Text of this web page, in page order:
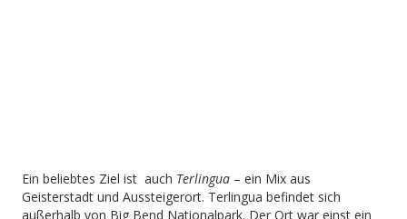
Ein beliebtes Ziel ist auch Terlingua – ein Mix aus
Geisterstadt und Aussteigerort. Terlingua befindet sich
außerhalb von Big Bend Nationalpark. Der Ort war einst ein